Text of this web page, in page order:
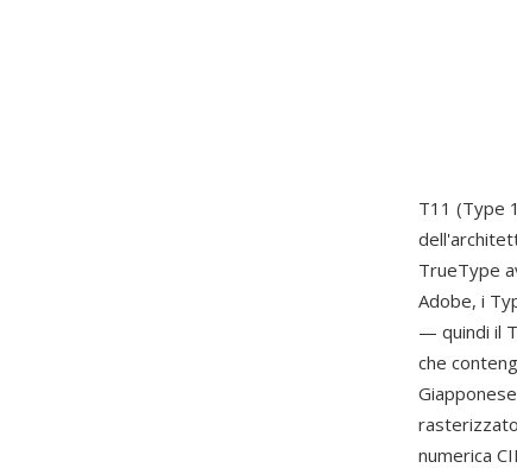
T11 (Type
TrueType
Adobe, i
— quindi il
che
numerica